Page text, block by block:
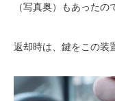
（写真奥）もあったの
返却時は、鍵をこの装